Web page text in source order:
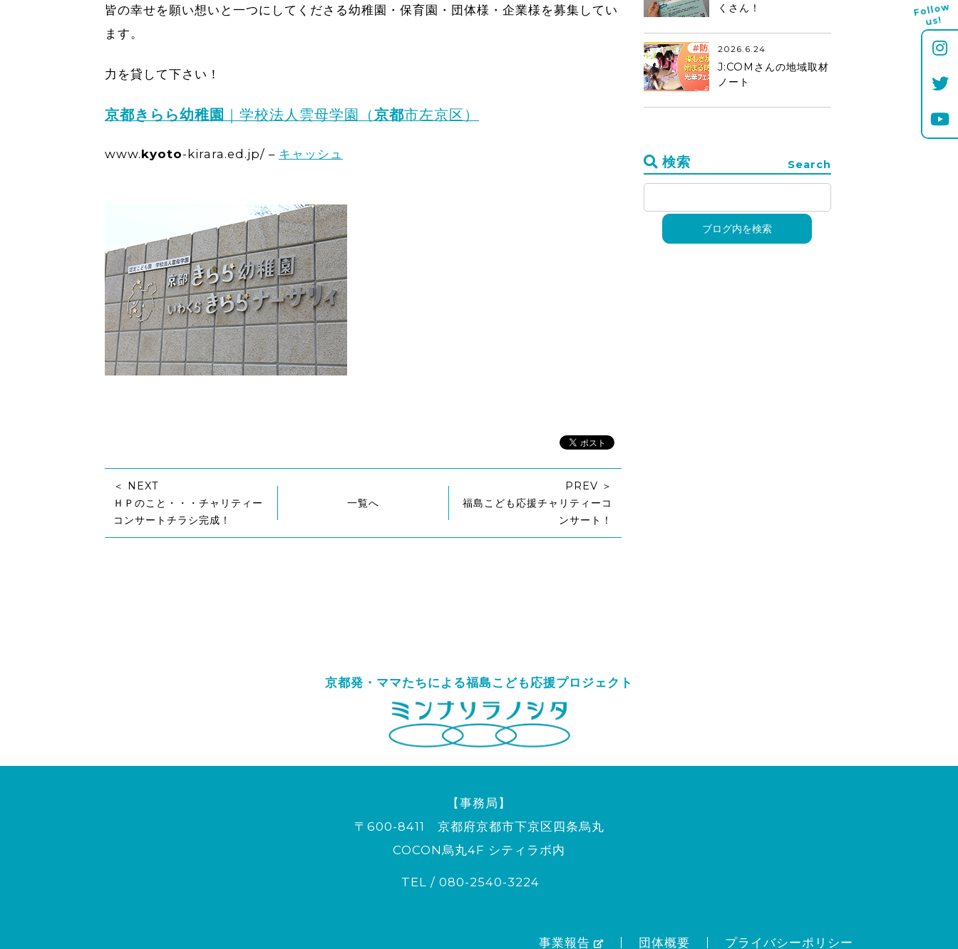
Follo
w
us!
皆の幸せを願い想いと一つにしてくださる幼稚園・保育園・団体様・企業様を募集してい
ます。
力を貸して下さい！
京都きらら幼稚園 ｜学校法人雲母学園（京都市左京区）
www.kyoto-kirara.ed.jp/ – キャッシュ
＜ NEXT
ＨＰのこと・・・チャリティー
コンサートチラシ完成！
一覧へ
PREV ＞
福島こども応援チャリティーコ
ンサート！
くさん！
2026.6.24
J:COMさんの地域取材
ノート
検索 Search
京都発・ママたちによる福島こども応援プロジェクト
【事務局】
〒600-8411 京都府京都市下京区四条烏丸
COCON烏丸4F シティラボ内
TEL / 080-2540-3224
事業報告 団体概要 プライバシーポリシー